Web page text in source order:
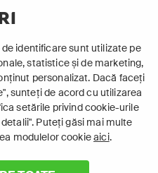
identificare sunt utilizate pe
statistice și de marketing,
personalizat. Dacă faceți
sunteți de acord cu utilizarea
setările privind cookie-urile
Puteți găsi mai multe
modulelor cookieaici.
TE ACUM
sistem